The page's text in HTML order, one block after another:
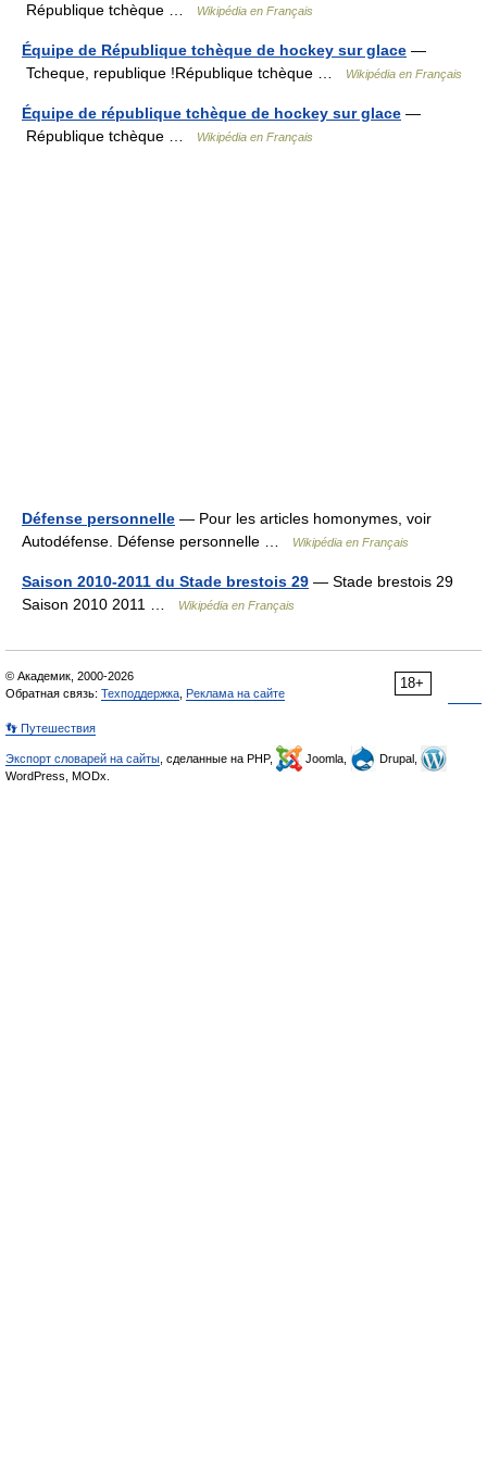
République tchèque …
Wikipédia en Français
Équipe de République tchèque de hockey sur glace —
Tcheque, republique !République tchèque …
Wikipédia en Français
Équipe de république tchèque de hockey sur glace —
République tchèque …
Wikipédia en Français
Défense personnelle — Pour les articles homonymes, voir
Autodéfense. Défense personnelle …
Wikipédia en Français
Saison 2010-2011 du Stade brestois 29 — Stade brestois 29
Saison 2010 2011 …
Wikipédia en Français
18+
© Академик, 2000-2026
Обратная связь: Техподдержка Реклама на сайте
👣 Путешествия
Экспорт словарей на сайты , сделанные на PHP, Joomla,
Drupal,
WordPress, MODx.